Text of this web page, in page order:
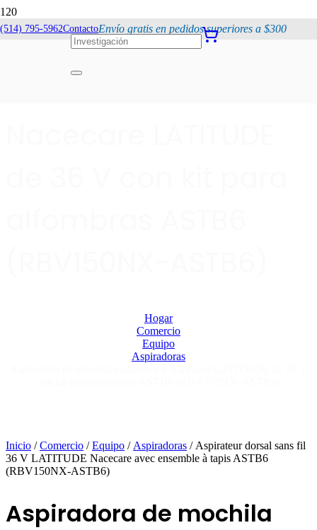
(514) 795-5962ContactoEnvío gratis en pedidos superiores a $300
Aspiradora de
Hogar
Comercio
Equipo
Aspiradoras
Inicio /Comercio /Equipo / Aspiradoras / Aspirateur dorsal sans fil
36 V LATITUDE Nacecare avec ensemble à tapis ASTB6
(RBV150NX-ASTB6)
Aspiradora de mochila